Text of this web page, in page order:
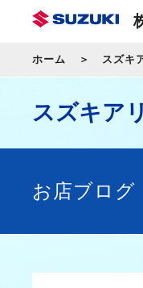
ホーム スズキ
スズキア
お店ブログ